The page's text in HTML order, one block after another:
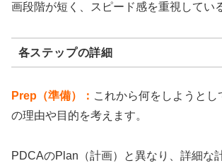
画段階が短く、スピード感を重視してい
各ステップの詳細
Prep（準備）： これから何をしようとし
の理由や目的を考えます。
PDCAのPlan（計画）と異なり、詳細な